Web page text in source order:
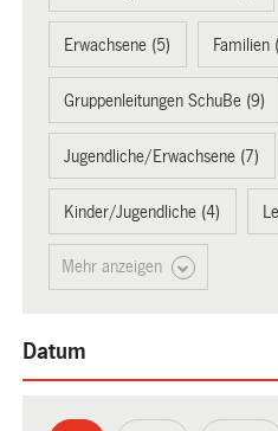
Erwachsene (5) Familien
Gruppenleitungen SchuBe (9)
Jugendliche/Erwachsene (7)
Kinder/Jugendliche (4)
Mehr anzeigen
Datum